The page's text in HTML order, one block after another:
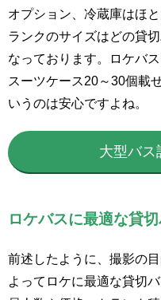
オプション、冷蔵庫はほ
ランクのサイズはどの貸
なっております。ロケバ
スーツケース20～30個載
いうのは安心ですよね。
大型バス
ロケバスに最適な貸
前述したように、撮影の
よってロケに最適な貸切